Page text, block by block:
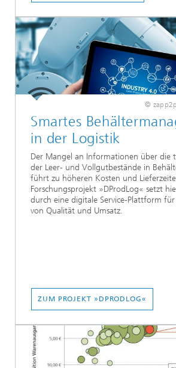
©
Smartes
in der Logistik
Der Mangel an Informationen über die
der Leer- und Vollgutbestände in
führt zu höheren Kosten und
Forschungsprojekt »DProdLog« setzt
durch eine digitale Service-Plattform
von Qualität und Umsatz.
ZUM PROJEKT »DPRODLOG«